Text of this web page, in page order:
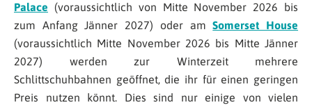
Palace (voraussichtlich von Mitte November 2026 bis
zum Anfang Jänner 2027) oder amSomerset House
(voraussichtlich Mitte November 2026 bis Mitte Jänner
2027) werden zur Winterzeit mehrere
Schlittschuhbahnen geöffnet, die ihr für einen geringen
Preis nutzen könnt. Dies sind nur einige von vielen